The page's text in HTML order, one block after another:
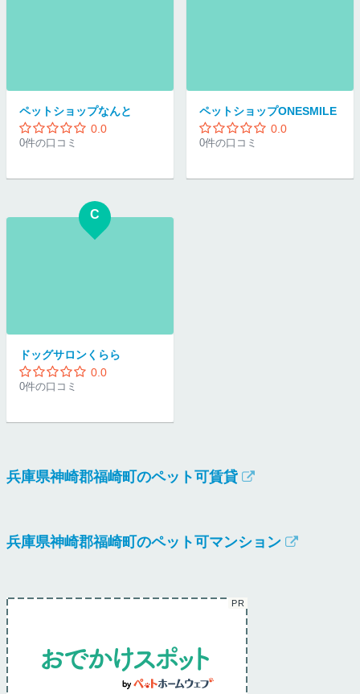
ペットショップなんと
0.0
0件の口コミ
ペットショップONESMILE
0.0
0件の口コミ
C
ドッグサロンくらら
0.0
0件の口コミ
兵庫県神崎郡福崎町のペット可賃貸
兵庫県神崎郡福崎町のペット可マンション